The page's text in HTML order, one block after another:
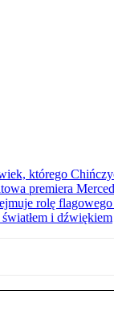
którego
premiera
rolę
i dźwiękiem